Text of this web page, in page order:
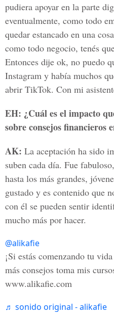
pudiera apoyar en la parte
eventualmente, como todo
quedar estancado en una
como todo negocio, tenés
Entonces dije ok, no puedo
Instagram y había muchos
abrir TikTok. Con mi
EH: ¿Cuál es el impacto
sobre consejos financieros
AK: La aceptación ha sido
suben cada día. Fue
hasta los más grandes,
gustado y es contenido que
con él se pueden sentir
mucho más por hacer.
@alikafie
¡Si estás comenzando tu
más consejos toma mis
www.alikafie.com
♬ sonido original - alikafie